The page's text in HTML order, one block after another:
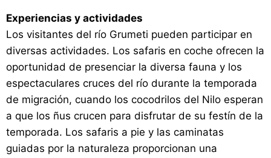
Experiencias y actividades
Los visitantes del río Grumeti pueden participar en
diversas actividades. Los safaris en coche ofrecen la
oportunidad de presenciar la diversa fauna y los
espectaculares cruces del río durante la temporada
de migración, cuando los cocodrilos del Nilo esperan
a que los ñus crucen para disfrutar de su festín de la
temporada. Los safaris a pie y las caminatas
guiadas por la naturaleza proporcionan una